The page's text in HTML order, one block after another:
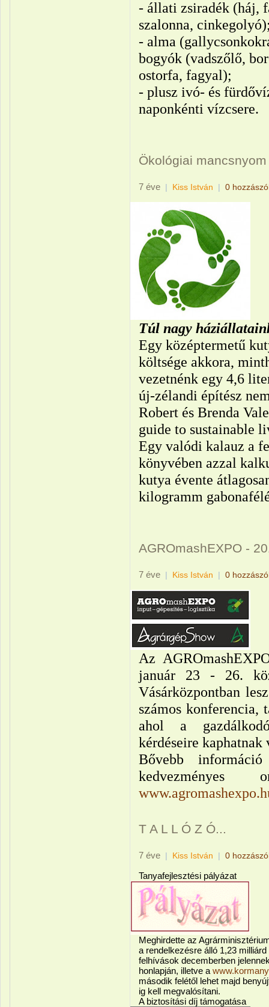
- állati zsiradék (háj,
szalonna,
- alma
bogyók (vadszőlő,
ostorfa, fagyal);
- plusz ivó- és
naponkénti vízcsere.
Ökológiai mancsnyom
7 éve | Kiss István | 0
Túl nagy
Egy középtermetű
költsége akkora,
vezetnénk egy 4,6
új-zélandi építész
Robert és Brenda
guide to sustainable
Egy valódi kalauz a
könyvében azzal
kutya évente
kilogramm
AGROmashEXPO -
7 éve | Kiss István | 0
Az
január 23 - 26.
Vásárközpontban
számos konferencia,
ahol a
kérdéseire kaphatnak
Bővebb
T A L L Ó Z Ó...
7 éve | Kiss István | 0
Tanyafejlesztési pályázat
Meghirdette az
a rendelkezésre álló 1,23
felhívások decemberben
honlapján, illetve a
második felétől lehet majd
ig kell megvalósítani.
A biztosítási díj támogatása